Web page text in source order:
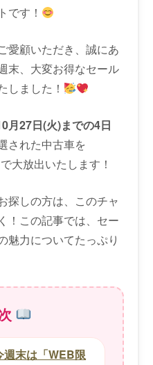
です！
愛顧いただき、誠にあ
末、大変お得なセール
しました！
月27日(火)までの4日
された中古車を
大放出いたします！
探しの方は、このチャ
！この記事では、セー
魅力についてたっぷり
週末は「WEB限